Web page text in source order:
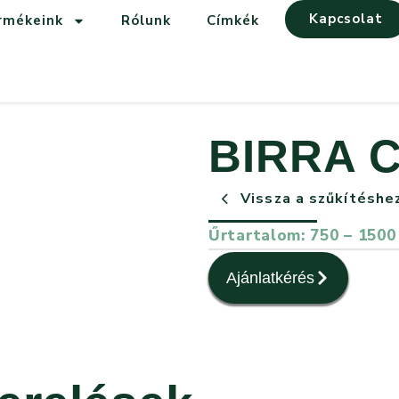
Rólunk Címkék Kapcsolat
BIRRA
Vissza a
Űrtartalom: 750 –
Ajánlatkérés